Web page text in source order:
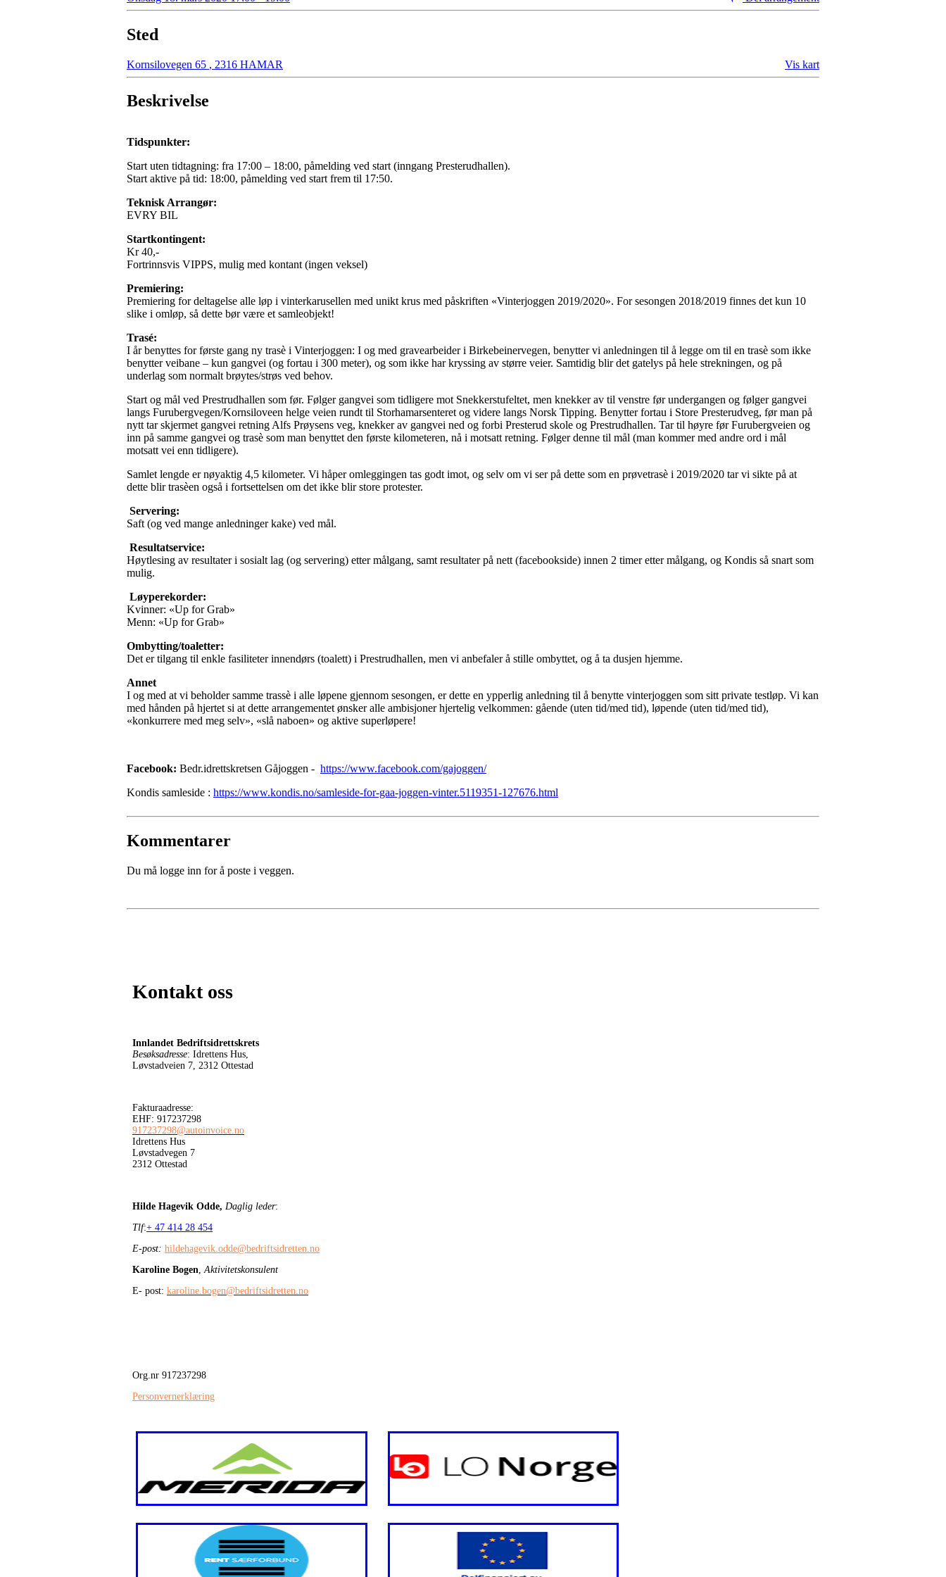
Sted
Kornsilovegen 65 , 2316 HAMAR Vis kart
Beskrivelse
Tidspunkter:
Start uten tidtagning: fra 17:00 – 18:00, påmelding ved start (inngang Presterudhallen).
Start aktive på tid: 18:00, påmelding ved start frem til 17:50.
Teknisk Arrangør:
EVRY BIL
Startkontingent:
Kr 40,-
Fortrinnsvis VIPPS, mulig med kontant (ingen veksel)
Premiering:
Premiering for deltagelse alle løp i vinterkarusellen med unikt krus med påskriften «Vinterjoggen 2019/2020». For sesongen 2018/2019 finnes det kun 10
slike i omløp, så dette bør være et samleobjekt!
Trasé:
I år benyttes for første gang ny trasè i Vinterjoggen: I og med gravearbeider i Birkebeinervegen, benytter vi anledningen til å legge om til en trasè som ikke
benytter veibane – kun gangvei (og fortau i 300 meter), og som ikke har kryssing av større veier. Samtidig blir det gatelys på hele strekningen, og på
underlag som normalt brøytes/strøs ved behov.
Start og mål ved Prestrudhallen som før. Følger gangvei som tidligere mot Snekkerstufeltet, men knekker av til venstre før undergangen og følger gangvei
langs Furubergvegen/Kornsiloveen helge veien rundt til Storhamarsenteret og videre langs Norsk Tipping. Benytter fortau i Store Presterudveg, før man på
nytt tar skjermet gangvei retning Alfs Prøysens veg, knekker av gangvei ned og forbi Presterud skole og Prestrudhallen. Tar til høyre før Furubergveien og
inn på samme gangvei og trasè som man benyttet den første kilometeren, nå i motsatt retning. Følger denne til mål (man kommer med andre ord i mål
motsatt vei enn tidligere).
Samlet lengde er nøyaktig 4,5 kilometer. Vi håper omleggingen tas godt imot, og selv om vi ser på dette som en prøvetrasè i 2019/2020 tar vi sikte på at
dette blir trasèen også i fortsettelsen om det ikke blir store protester.
Servering:
Saft (og ved mange anledninger kake) ved mål.
Resultatservice:
Høytlesing av resultater i sosialt lag (og servering) etter målgang, samt resultater på nett (facebookside) innen 2 timer etter målgang, og Kondis så snart som
mulig.
Løyperekorder:
Kvinner: «Up for Grab»
Menn: «Up for Grab»
Ombytting/toaletter:
Det er tilgang til enkle fasiliteter innendørs (toalett) i Prestrudhallen, men vi anbefaler å stille ombyttet, og å ta dusjen hjemme.
Annet
I og med at vi beholder samme trassè i alle løpene gjennom sesongen, er dette en ypperlig anledning til å benytte vinterjoggen som sitt private testløp. Vi kan
med hånden på hjertet si at dette arrangementet ønsker alle ambisjoner hjertelig velkommen: gående (uten tid/med tid), løpende (uten tid/med tid),
«konkurrere med meg selv», «slå naboen» og aktive superløpere!
Facebook: Bedr.idrettskretsen Gåjoggen - https://www.facebook.com/gajoggen/
Kondis samleside : https://www.kondis.no/samleside-for-gaa-joggen-vinter.5119351-127676.html
Kommentarer
Du må logge inn for å poste i veggen.
Kontakt oss
Innlandet Bedriftsidrettskrets
Besøksadresse: Idrettens Hus,
Løvstadveien 7, 2312 Ottestad
Fakturaadresse:
EHF: 917237298
917237298@autoinvoice.no
Idrettens Hus
Løvstadvegen 7
2312 Ottestad
Hilde Hagevik Odde, Daglig leder:
Tlf:+ 47 414 28 454
E-post: hildehagevik.odde@bedriftsidretten.no
Karoline Bogen Aktivitetskonsulent
E- post: karoline.bogen@bedriftsidretten.no
Org.nr 917237298
Personvernerklæring